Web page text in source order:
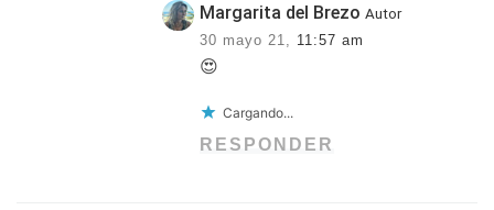
Margarita del Brezo Autor
30 mayo 21,
11:57 am
😍
Cargando...
RESPONDER